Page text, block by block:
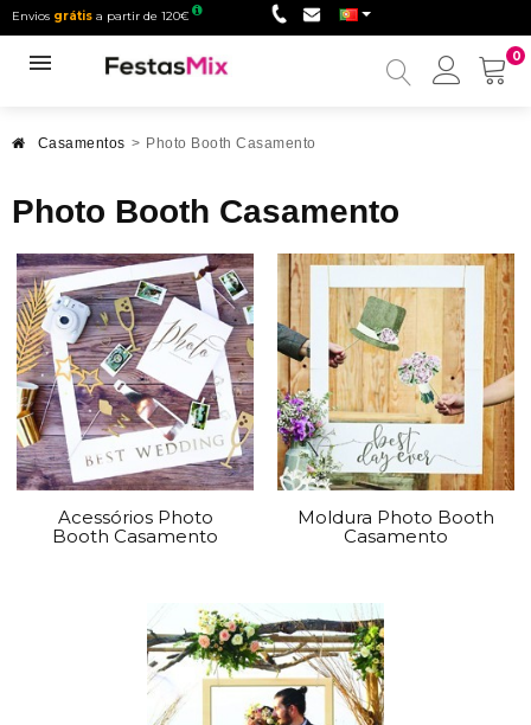
Envios grátis a partir de 120€
0
Minha
Casamentos > Photo Booth Casamento
Photo Booth Casamento
Acessórios Photo
Booth Casamento
Moldura Photo Booth
Casamento